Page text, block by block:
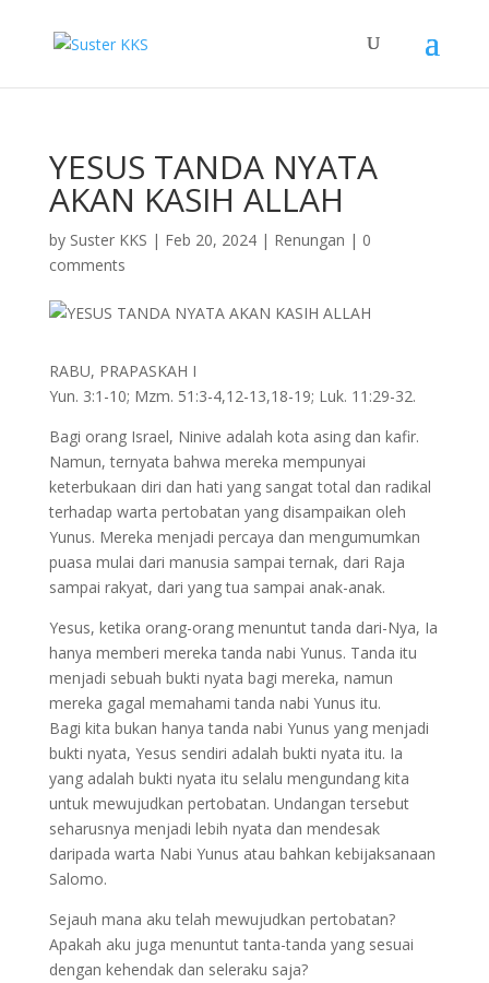
YESUS TANDA NYATA
AKAN KASIH ALLAH
by Suster KKS | Feb 20, 2024| Renungan | 0
comments
RABU, PRAPASKAH I
Yun. 3:1-10; Mzm. 51:3-4,12-13,18-19; Luk. 11:29-32.
Bagi orang Israel, Ninive adalah kota asing dan kafir.
Namun, ternyata bahwa mereka mempunyai
keterbukaan diri dan hati yang sangat total dan radikal
terhadap warta pertobatan yang disampaikan oleh
Yunus. Mereka menjadi percaya dan mengumumkan
puasa mulai dari manusia sampai ternak, dari Raja
sampai rakyat, dari yang tua sampai anak-anak.
Yesus, ketika orang-orang menuntut tanda dari-Nya, Ia
hanya memberi mereka tanda nabi Yunus. Tanda itu
menjadi sebuah bukti nyata bagi mereka, namun
mereka gagal memahami tanda nabi Yunus itu.
Bagi kita bukan hanya tanda nabi Yunus yang menjadi
bukti nyata, Yesus sendiri adalah bukti nyata itu. Ia
yang adalah bukti nyata itu selalu mengundang kita
untuk mewujudkan pertobatan. Undangan tersebut
seharusnya menjadi lebih nyata dan mendesak
daripada warta Nabi Yunus atau bahkan kebijaksanaan
Salomo.
Sejauh mana aku telah mewujudkan pertobatan?
Apakah aku juga menuntut tanta-tanda yang sesuai
dengan kehendak dan seleraku saja?